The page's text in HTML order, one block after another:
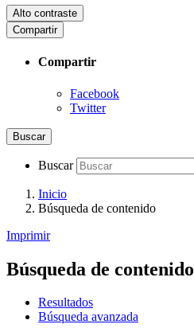
Alto contraste
Compartir
Compartir
Facebook
Twitter
Buscar
Buscar
Inicio
Búsqueda de contenido
Imprimir
Búsqueda de contenido
Resultados
Búsqueda avanzada